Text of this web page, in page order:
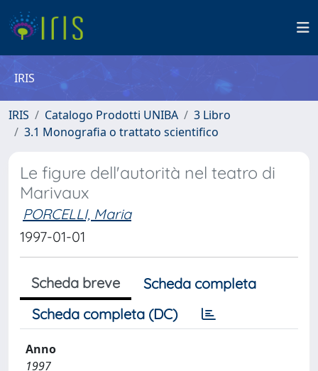
IRIS
IRIS Catalogo Prodotti UNIBA
3 Libro
3.1 Monografia o trattato scientifico
Le figure dell'autorità nel teatro di
Marivaux
PORCELLI, Maria
1997-01-01
Scheda breve
Scheda completa
Scheda completa (DC)
Anno
1997